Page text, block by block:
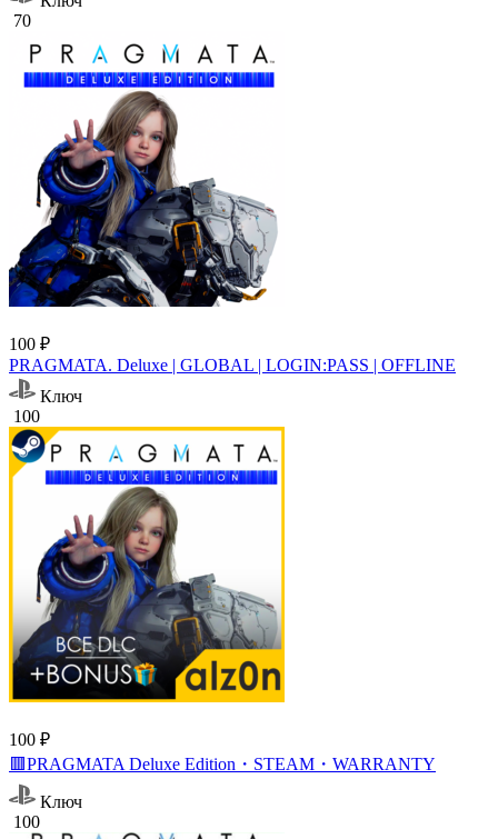
70
100 ₽
PRAGMATA. Deluxe | GLOBAL | LOGIN:PASS | OFFLINE
Ключ
100
100 ₽
🟥PRAGMATA Deluxe Edition・STEAM・WARRANTY
Ключ
100